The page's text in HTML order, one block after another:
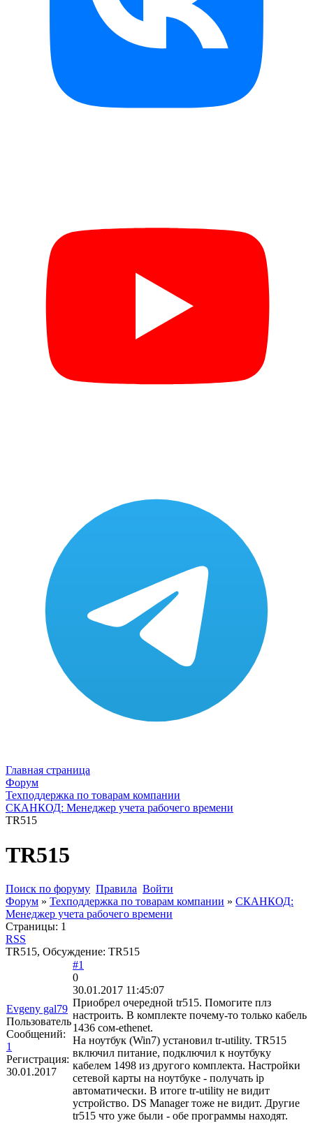
Главная страница
Форум
Техподдержка по товарам компании
СКАНКОД: Менеджер учета рабочего времени
TR515
TR515
Поиск по форуму Правила Войти
Форум » Техподдержка по товарам компании » СКАНКОД:
Менеджер учета рабочего времени
Страницы: 1
RSS
TR515, Обсуждение: TR515
Evgeny gal79
Пользователь
Сообщений:
1
Регистрация:
30.01.2017
#1
0
30.01.2017 11:45:07
Приобрел очередной tr515. Помогите плз
настроить. В комплекте почему-то только кабель
1436 сом-ethenet.
На ноутбук (Win7) установил tr-utility. TR515
включил питание, подключил к ноутбуку
кабелем 1498 из другого комплекта. Настройки
сетевой карты на ноутбуке - получать ip
автоматически. В итоге tr-utility не видит
устройство. DS Manager тоже не видит. Другие
tr515 что уже были - обе программы находят.